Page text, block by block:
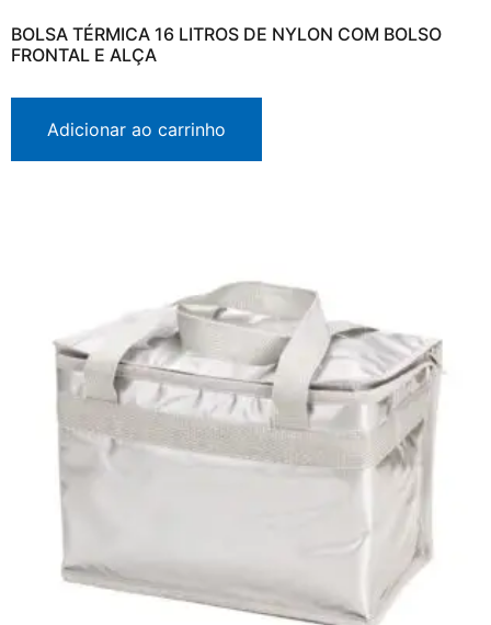
BOLSA TÉRMICA 16 LITROS DE NYLON COM BOLSO
FRONTAL E ALÇA
Adicionar ao carrinho